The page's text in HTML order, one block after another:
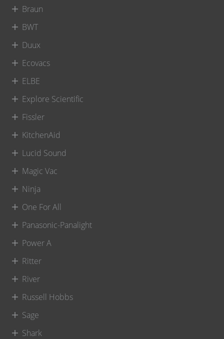
Braun
BWT
Duux
Ecovacs
ELBE
Explore Scientific
Fissler
KitchenAid
Lucid Sound
Magic Vac
Ninja
One For All
Panasonic-Panalight
Power A
Ritter
River
Russell Hobbs
Sage
Shark